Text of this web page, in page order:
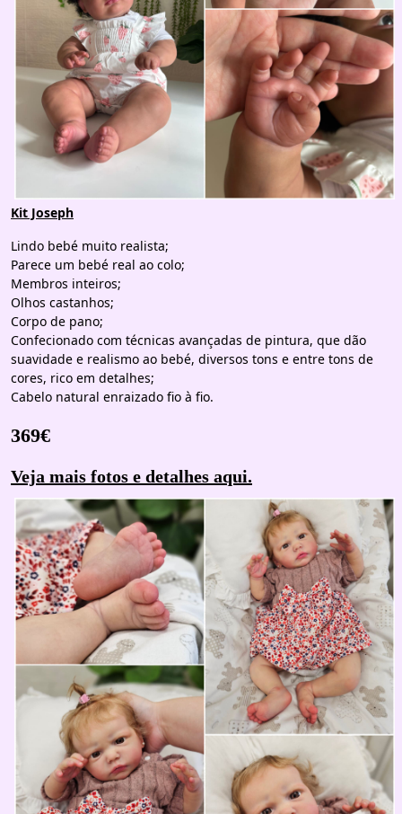
Kit Joseph
Lindo bebé muito realista;
Parece um bebé real ao colo;
Membros inteiros;
Olhos castanhos;
Corpo de pano;
Confecionado com técnicas avançadas de pintura, que dão
suavidade e realismo ao bebé, diversos tons e entre tons de
cores, rico em detalhes;
Cabelo natural enraizado fio à fio.
369€
Veja mais fotos e detalhes aqui.